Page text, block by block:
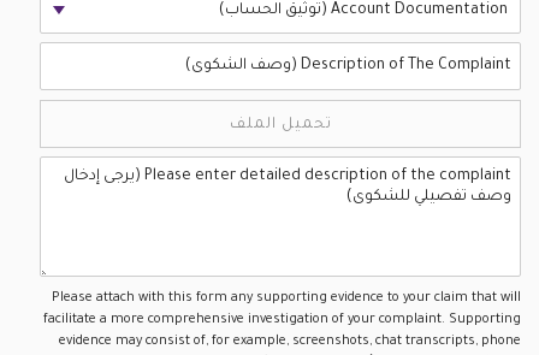
Account Documentation (توثيق الحساب)
تحميل الملف
Please attach with this form any supporting evidence to your claim that will
facilitate a more comprehensive investigation of your complaint. Supporting
evidence may consist of, for example, screenshots, chat transcripts, phone